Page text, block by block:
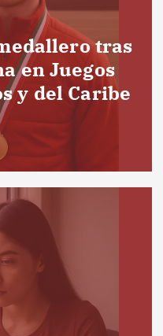
tras
en Juegos
y del Caribe